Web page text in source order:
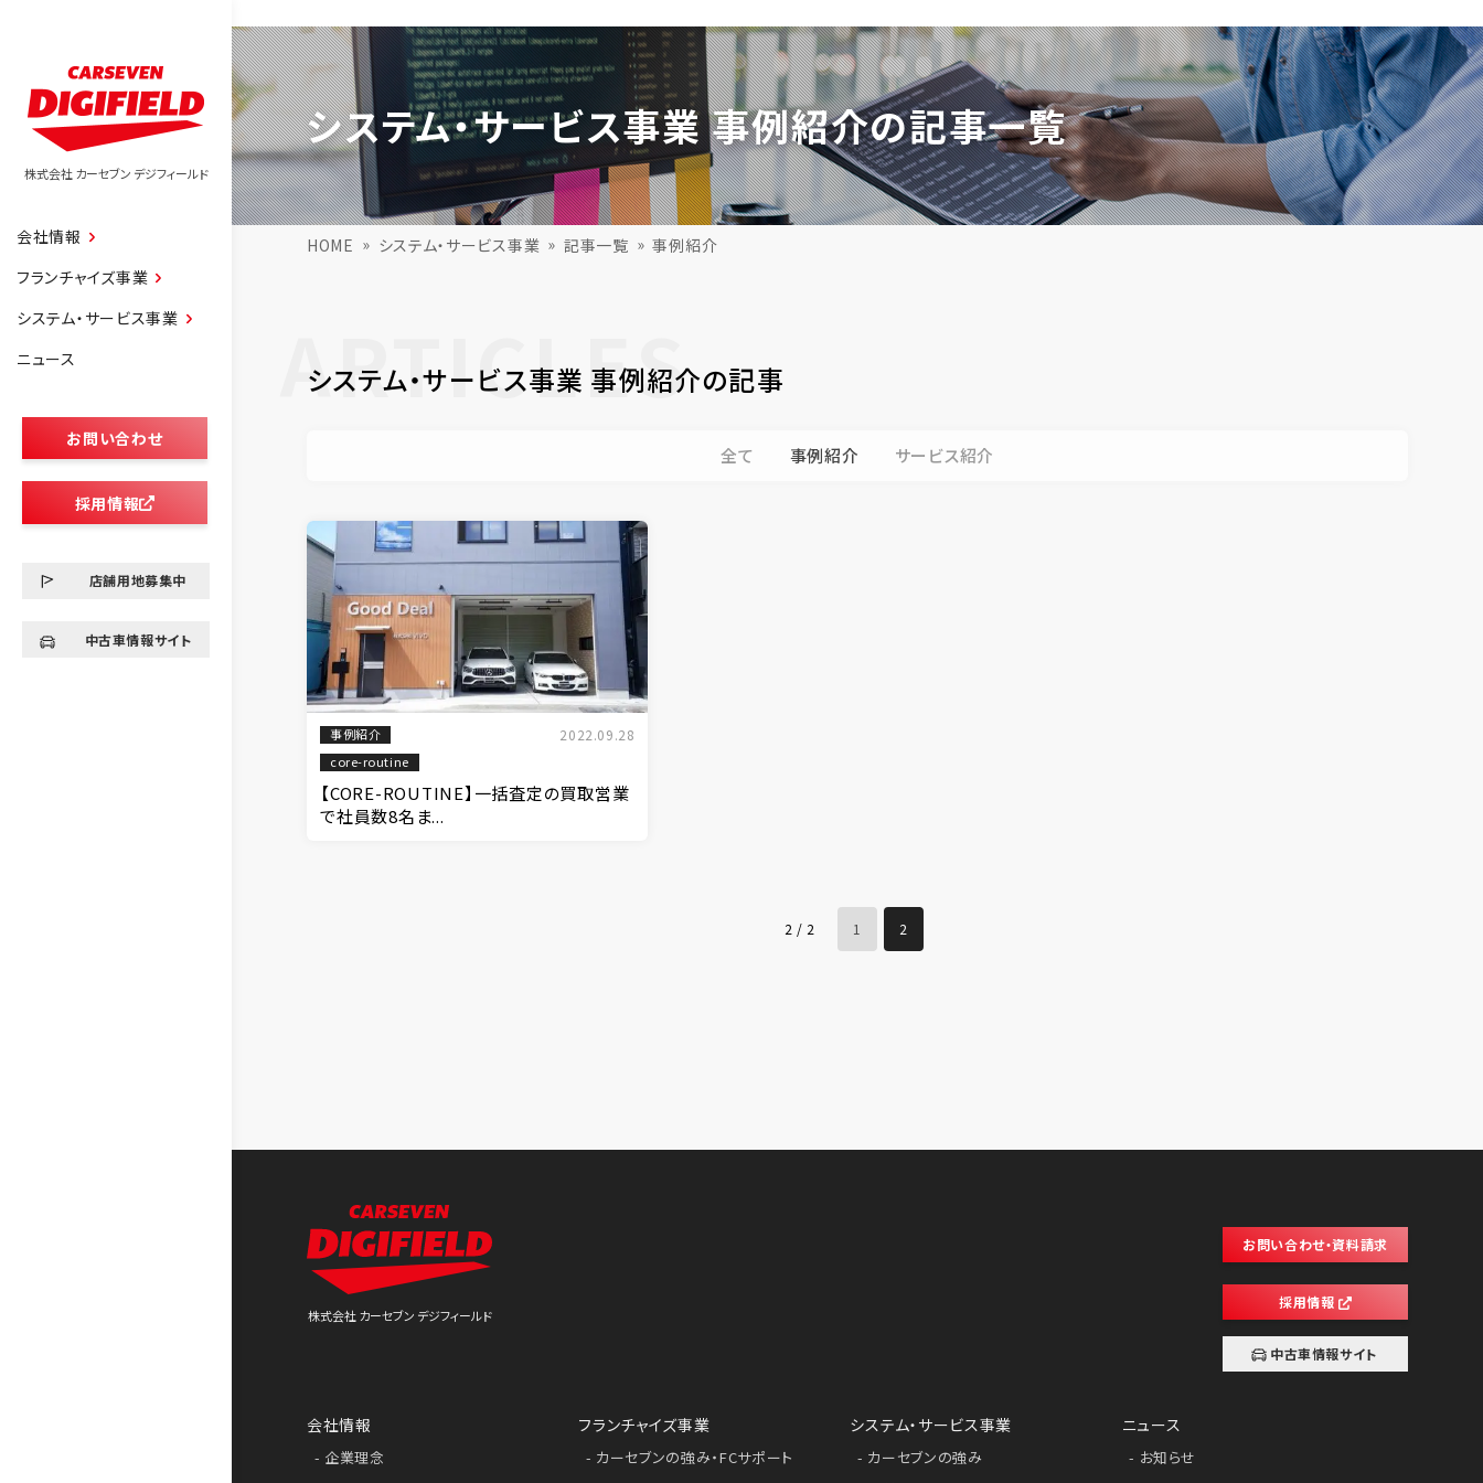
株式会社 カーセブン デジフィールド
会社情報
フランチャイズ事業
システム・サービス事業
ニュース
お問い合わせ
採用情報
店舗用地募集中
中古車情報サイト
システム・サービス事業 事例紹介の記事一覧
HOME システム・サービス事業 記事一覧 事例紹介
システム・サービス事業 事例紹介の記事
ARTICLES
全て 事例紹介 サービス紹介
事例紹介 2022.09.28
core-routine
【CORE-ROUTINE】一括査定の買取営業
で社員数8名ま...
2 / 2 1 2
株式会社 カーセブン デジフィールド
お問い合わせ・資料請求
採用情報
中古車情報サイト
会社情報
企業理念
フランチャイズ事業
カーセブンの強み・FCサポート
システム・サービス事業
カーセブンの強み
ニュース
お知らせ